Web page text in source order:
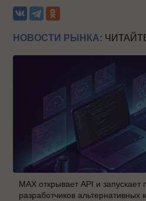
НОВОСТИ РЫНКА:
MAX открывает API и
разработчиков альтернативных